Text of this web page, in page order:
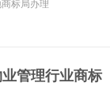
标局办理
管理行业商标